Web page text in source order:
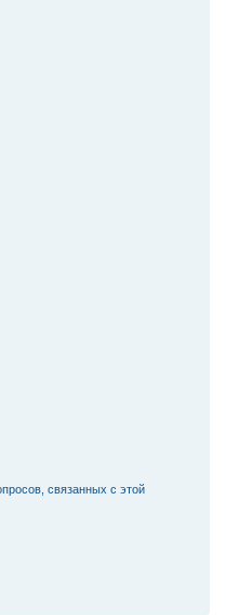
связанных с этой